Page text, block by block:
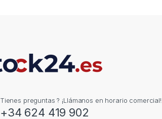
Tienes preguntas ? ¡Llámanos en horario comercial!
+34 624 419 902